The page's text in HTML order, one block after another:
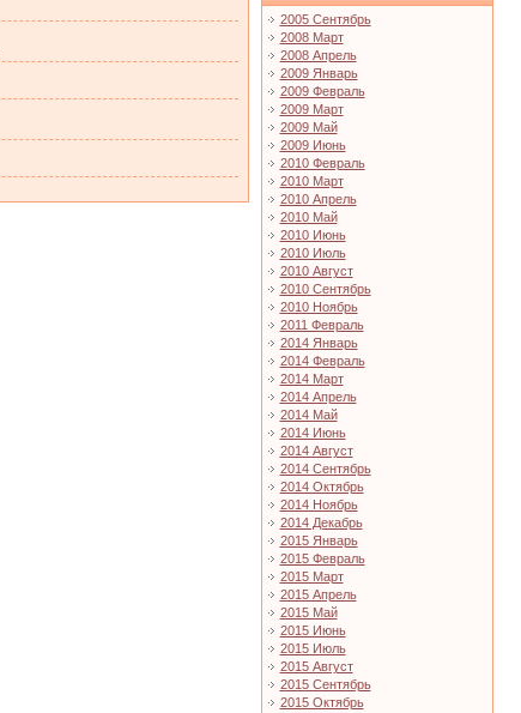
2005 Сентябрь
2008 Март
2008 Апрель
2009 Январь
2009 Февраль
2009 Март
2009 Май
2009 Июнь
2010 Февраль
2010 Март
2010 Апрель
2010 Май
2010 Июнь
2010 Июль
2010 Август
2010 Сентябрь
2010 Ноябрь
2011 Февраль
2014 Январь
2014 Февраль
2014 Март
2014 Апрель
2014 Май
2014 Июнь
2014 Август
2014 Сентябрь
2014 Октябрь
2014 Ноябрь
2014 Декабрь
2015 Январь
2015 Февраль
2015 Март
2015 Апрель
2015 Май
2015 Июнь
2015 Июль
2015 Август
2015 Сентябрь
2015 Октябрь